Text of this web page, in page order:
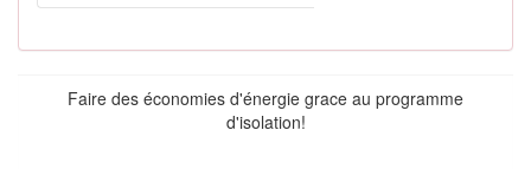
Faire des économies d'énergie grace au programme
d'isolation!